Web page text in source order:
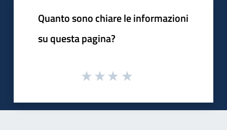
Quanto sono chiare le informazioni
su questa pagina?